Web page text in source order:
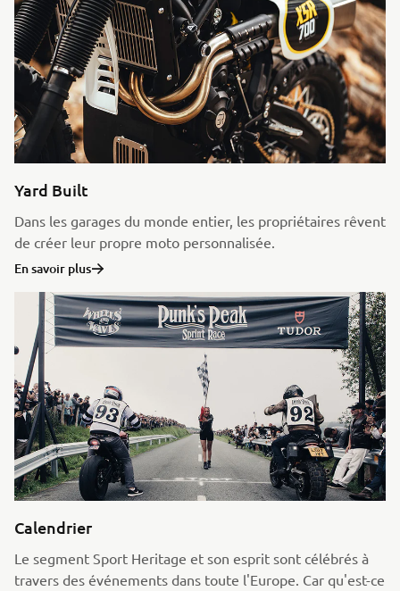
Yard Built
Dans les garages du monde entier, les propriétaires rêvent
de créer leur propre moto personnalisée.
En savoir plus
Calendrier
Le segment Sport Heritage et son esprit sont célébrés à
travers des événements dans toute l'Europe. Car qu'est-ce